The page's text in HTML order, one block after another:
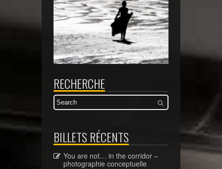
RECHERCHE
BILLETS RÉCENTS
You are not… in the corridor –
photographie conceptuelle